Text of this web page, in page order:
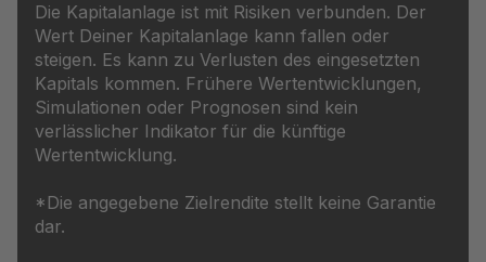
Die Kapitalanlage ist mit Risiken verbunden. Der
Wert Deiner Kapitalanlage kann fallen oder
steigen. Es kann zu Verlusten des eingesetzten
Kapitals kommen. Frühere Wertentwicklungen,
Simulationen oder Prognosen sind kein
verlässlicher Indikator für die künftige
Wertentwicklung.
*Die angegebene Zielrendite stellt keine Garantie
dar.